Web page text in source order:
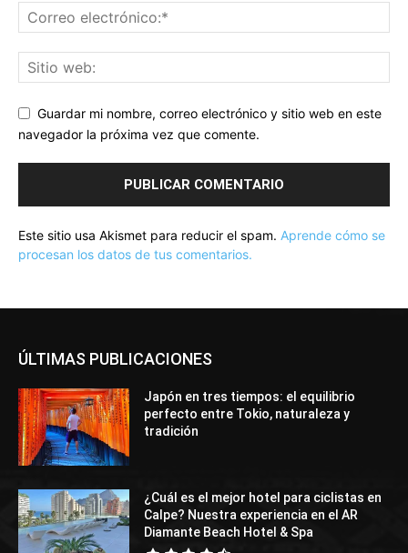
Guardar mi nombre, correo electrónico y sitio web en este
navegador la próxima vez que comente.
Este sitio usa Akismet para reducir el spam. Aprende cómo se
procesan los datos de tus comentarios.
ÚLTIMAS PUBLICACIONES
Japón en tres tiempos: el equilibrio
perfecto entre Tokio, naturaleza y
tradición
¿Cuál es el mejor hotel para ciclistas en
Calpe? Nuestra experiencia en el AR
Diamante Beach Hotel & Spa